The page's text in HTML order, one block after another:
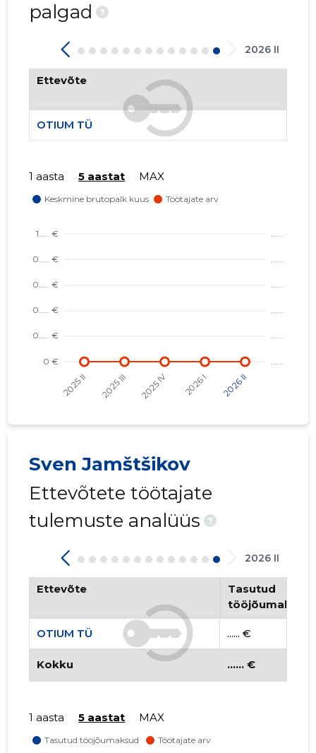
palgad
?
2026 II
Ettevõte
OTIUM TÜ
1 aasta 5 aastat MAX
Sven Jamštšikov
Ettevõtete töötajate
tulemuste analüüs
?
2026 II
Ettevõte
Tasutud
tööjõumaksud
OTIUM TÜ ...... €
Kokku ...... €
1 aasta 5 aastat MAX